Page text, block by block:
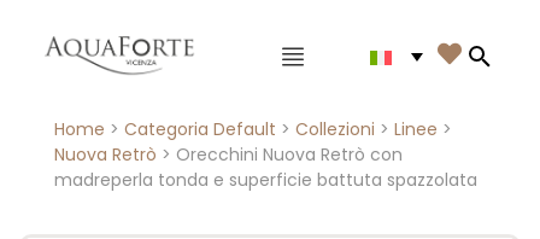
Menù principale 
Home > Categoria Default > Collezioni > Linee >
Nuova Retrò > Orecchini Nuova Retrò con
madreperla tonda e superficie battuta spazzolata